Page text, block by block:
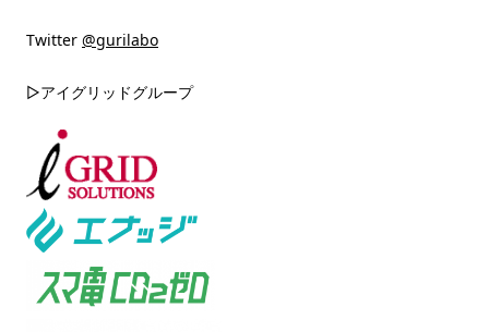
Twitter @gurilabo
▷アイグリッドグループ